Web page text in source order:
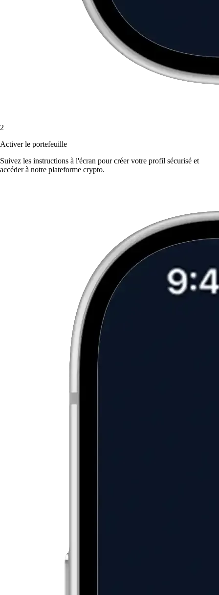
2
Activer le portefeuille
Suivez les instructions à l'écran pour créer votre profil sécurisé et
accéder à notre plateforme crypto.